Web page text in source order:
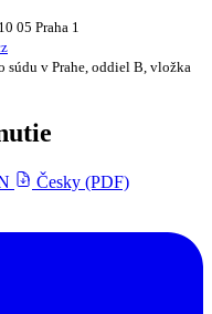
05 Praha 1
súdu v Prahe, oddiel B, vložka
Česky (PDF)